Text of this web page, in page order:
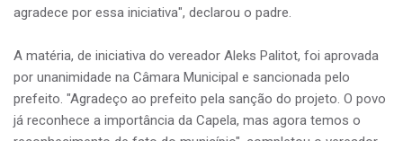
agradece por essa iniciativa", declarou o padre.
A matéria, de iniciativa do vereador Aleks Palitot, foi aprovada
por unanimidade na Câmara Municipal e sancionada pelo
prefeito. "Agradeço ao prefeito pela sanção do projeto. O povo
já reconhece a importância da Capela, mas agora temos o